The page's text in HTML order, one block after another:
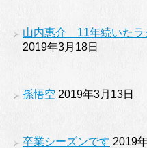
山内惠介 11年続いたラ
2019年3月18日
孫悟空 2019年3月13日
卒業シーズンです 2019